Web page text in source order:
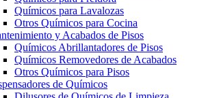
Químicos para Lavalozas
Otros Químicos para Cocina
y Acabados de Pisos
Químicos Abrillantadores de Pisos
Químicos Removedores de Acabados
Otros Químicos para Pisos
de Químicos